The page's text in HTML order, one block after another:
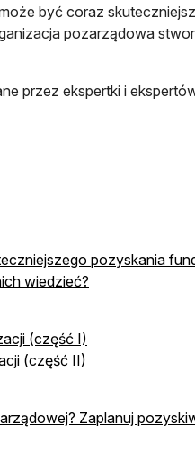
być coraz
pozarządowa
przez ekspertki i
pozyskania
wiedzieć?
(część I)
(część II)
Zaplanuj